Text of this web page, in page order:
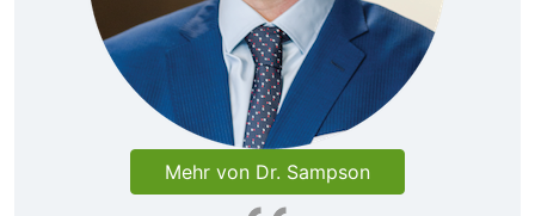
Mehr von Dr. Sampson